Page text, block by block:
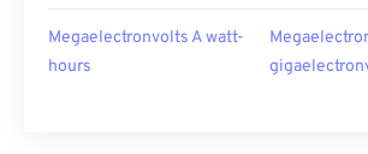
Megaelectronvolts A watt-
hours